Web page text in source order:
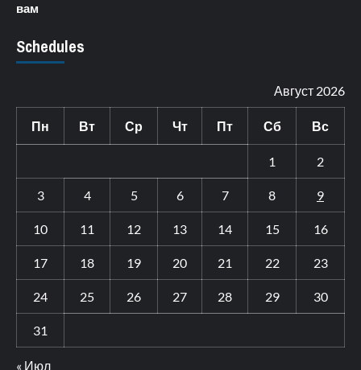
вам
Schedules
Август 2026
Пн Вт Ср Чт Пт Сб Вс
1 2
3 4 5 6 7 8 9
10 11 12 13 14 15 16
17 18 19 20 21 22 23
24 25 26 27 28 29 30
31
« Июл